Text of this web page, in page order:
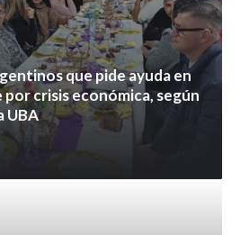
que pide ayuda en
crisis económica, según
UBA